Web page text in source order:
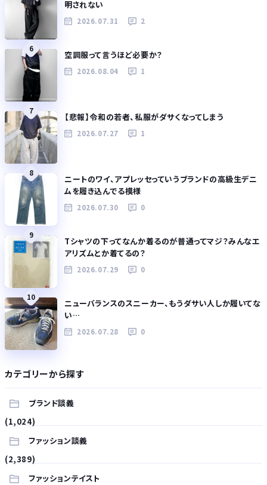
明されない
2026.07.31 2
6
空調服って言うほど必要か？
2026.08.04 1
7
【悲報】令和の若者、私服がダサくなってしまう
2026.07.27 1
8
ニートのワイ、アプレッセっていうブランドの高級生デニ
ムを履き込んでる模様
2026.07.30 0
9
Tシャツの下ってなんか着るのが普通ってマジ？みんなエ
アリズムとか着てるの？
2026.07.29 0
10
ニューバランスのスニーカー、もうダサい人しか履いてな
い…
2026.07.28 0
カテゴリーから探す
ブランド談義
(1,024)
ファッション談義
(2,389)
ファッションテイスト